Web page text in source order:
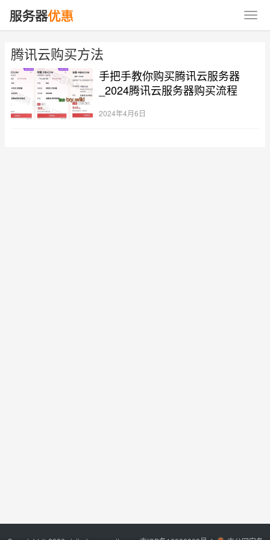
腾讯云购买方法
手把手教你购买腾讯云服务器
_2024腾讯云服务器购买流程
2024年4月6日